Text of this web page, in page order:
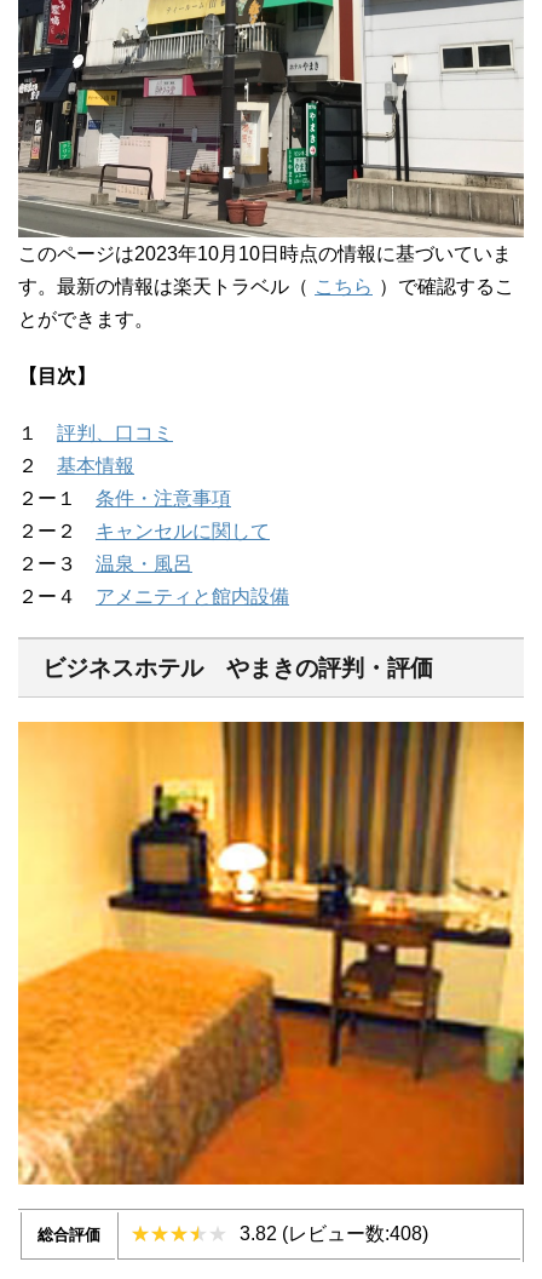
このページは2023年10月10日時点の情報に基づいていま
す。最新の情報は楽天トラベル（ こちら ）で確認するこ
とができます。
【目次】
１ 評判、口コミ
２ 基本情報
２ー１ 条件・注意事項
２ー２ キャンセルに関して
２ー３ 温泉・風呂
２ー４ アメニティと館内設備
ビジネスホテル やまきの評判・評価
総合評価 3.82 (レビュー数:408)